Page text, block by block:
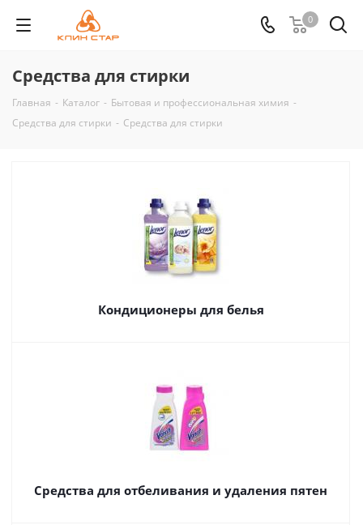
0
Средства для стирки
Главная - Каталог - Бытовая и профессиональная химия -
Средства для стирки - Средства для стирки
Кондиционеры для белья
Средства для отбеливания и удаления пятен